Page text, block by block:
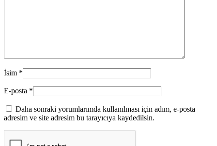
İsim *
E-posta *
Daha sonraki yorumlarımda kullanılması için adım, e-posta
adresim ve site adresim bu tarayıcıya kaydedilsin.